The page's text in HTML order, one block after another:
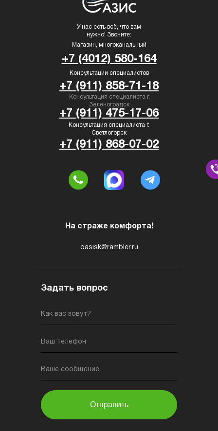
Как вас зовут?
Ваш телефон
Ваше сообщение
Отправить
oasisk@rambler.ru
У нас есть всё, что вам
нужно! Звоните:
На страже комфорта!
Магазин, многоканальный
Консультация специалиста г.
Светлогорск
Консультация специалиста г.
Зеленоградск
Консультации специалистов
+7 (911) 858-71-18
+7 (911) 475-17-06
+7 (911) 868-07-02
+7 (4012) 580-164
Задать вопрос